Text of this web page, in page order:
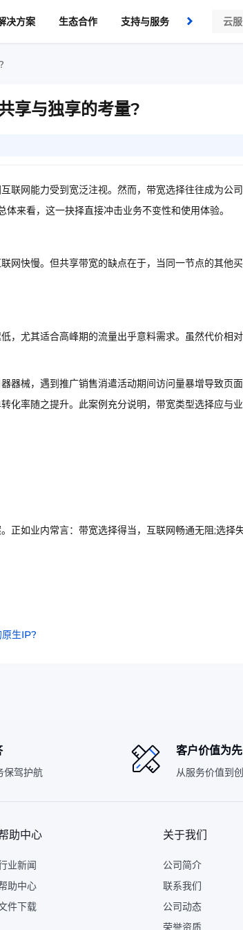
决方案 生态合作 支持与服务
了解我们
享与独享的考量?
联网能力受到宽泛注视。然而，带宽选择往往成为公
来看，这一抉择直接冲击业务不变性和使用体验。
网快慢。但共享带宽的缺点在于，当同一节点的其他
，尤其适合高峰期的流量出乎意料需求。虽然代价相
器械，遇到推广销售消遣活动期间访问量暴增导致页
化率随之提升。此案例充分说明，带宽类型选择应与
如业内常言：带宽选择得当，互联网畅通无阻;选择失
生IP?
保驾护航
客户价值为先
从服务价值到
助中心
业新闻
助中心
件下载
关于我们
公司简介
联系我们
公司动态
荣誉资质